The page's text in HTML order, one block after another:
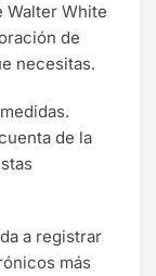
Walter White
de
necesitas.
de la
a registrar
más